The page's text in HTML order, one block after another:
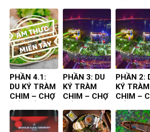
LẦN ĐẦU
TIÊN TA ĐẾN
THỰC
CHUYẾN
PHẦN 4.1:
DU KÝ TRÀM
CHIM – CHỢ
THỰC
CHUYẾN ĐI
PHẦN 3: DU
KÝ TRÀM
CHIM – CHỢ
PHẦN 2:
KÝ TRÀM
CHIM –